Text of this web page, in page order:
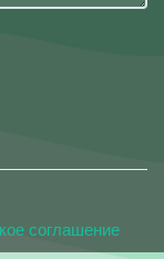
соглашение